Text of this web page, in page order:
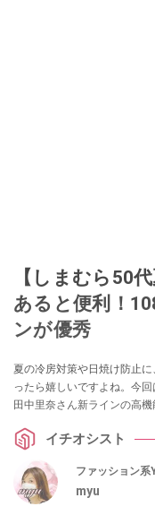
【しまむら50
あると便利！
ンが優秀
夏の冷房対策や日焼け防止
ったら嬉しいですよね。今
田中里奈さん新ラインの高
イチオシスト
ファッション
myu